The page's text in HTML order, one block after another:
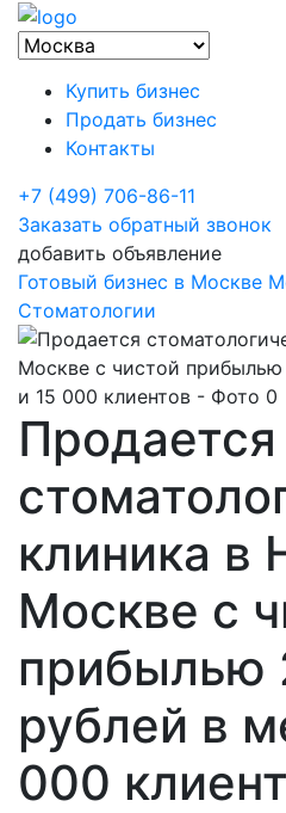
Купить бизнес
Продать бизнес
Контакты
+7 (499) 706-86-11
Заказать обратный звонок
добавить объявление
Готовый бизнес в Москве
Стоматологии
Продается
клиника в
Москве с
прибылью
рублей в
000